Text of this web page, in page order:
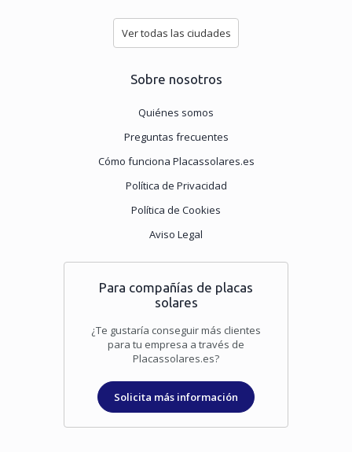
Ver todas las ciudades
Sobre nosotros
Quiénes somos
Preguntas frecuentes
Cómo funciona Placassolares.es
Política de Privacidad
Política de Cookies
Aviso Legal
Para compañías de placas
solares
¿Te gustaría conseguir más clientes
para tu empresa a través de
Placassolares.es?
Solicita más información